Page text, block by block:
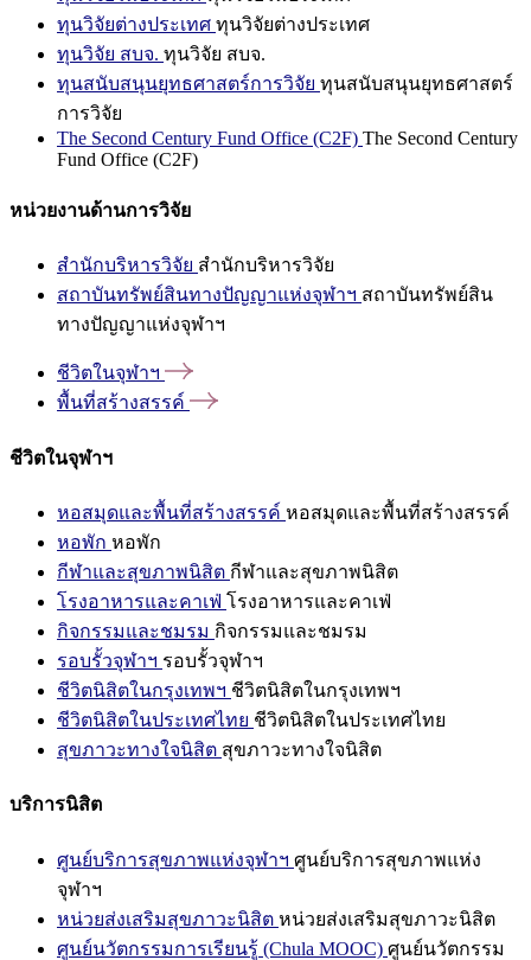
ทุนวิจัยต่างประเทศ ทุนวิจัยต่างประเทศ
ทุนวิจัย สบจ. ทุนวิจัย สบจ.
ทุนสนับสนุนยุทธศาสตร์การวิจัย ทุนสนับสนุนยุทธศาสตร์
การวิจัย
The Second Century Fund Office (C2F) The Second Century
Fund Office (C2F)
หน่วยงานด้านการวิจัย
สำนักบริหารวิจัย สำนักบริหารวิจัย
สถาบันทรัพย์สินทางปัญญาแห่งจุฬาฯ สถาบันทรัพย์สิน
ทางปัญญาแห่งจุฬาฯ
ชีวิตในจุฬาฯ
พื้นที่สร้างสรรค์
ชีวิตในจุฬาฯ
หอสมุดและพื้นที่สร้างสรรค์ หอสมุดและพื้นที่สร้างสรรค์
หอพัก หอพัก
กีฬาและสุขภาพนิสิต กีฬาและสุขภาพนิสิต
โรงอาหารและคาเฟ่ โรงอาหารและคาเฟ่
กิจกรรมและชมรม กิจกรรมและชมรม
รอบรั้วจุฬาฯ รอบรั้วจุฬาฯ
ชีวิตนิสิตในกรุงเทพฯ ชีวิตนิสิตในกรุงเทพฯ
ชีวิตนิสิตในประเทศไทย ชีวิตนิสิตในประเทศไทย
สุขภาวะทางใจนิสิต สุขภาวะทางใจนิสิต
บริการนิสิต
ศูนย์บริการสุขภาพแห่งจุฬาฯ ศูนย์บริการสุขภาพแห่ง
จุฬาฯ
หน่วยส่งเสริมสุขภาวะนิสิต หน่วยส่งเสริมสุขภาวะนิสิต
ศูนย์นวัตกรรมการเรียนรู้ (Chula MOOC) ศูนย์นวัตกรรม